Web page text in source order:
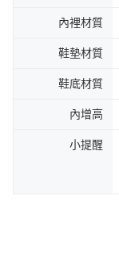
內裡材質
鞋墊材質
鞋底材質
內增高
小提醒